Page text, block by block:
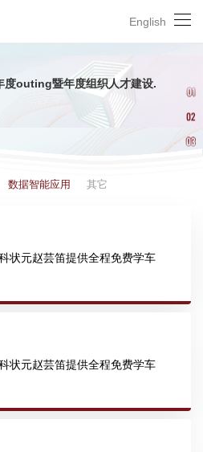
English
票代码：6938.HK）
票代码：6938.HK）
度outing暨年度组织人才建设.
票代码：6938.HK）
03
01
02
03
数据智能应用 其它
状元赵芸笛提供全程免费学车
状元赵芸笛提供全程免费学车